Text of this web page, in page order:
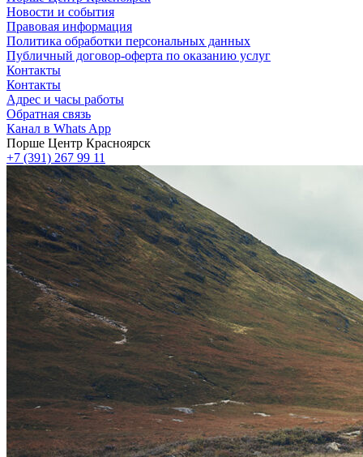
Новости и события
Правовая информация
Политика обработки персональных данных
Публичный договор-оферта по оказанию услуг
Контакты
Контакты
Адрес и часы работы
Обратная связь
Канал в Whats App
Порше Центр Красноярск
+7 (391) 267 99 11